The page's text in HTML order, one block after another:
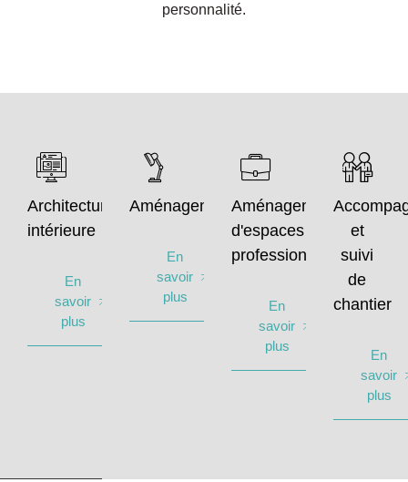
personnalité.
Architecture
intérieure
En
savoir
plus
Aménagement
En
savoir
plus
Aménagement
d'espaces
professionnels
En
savoir
plus
et
suivi
de
chantier
En
savoir
plus